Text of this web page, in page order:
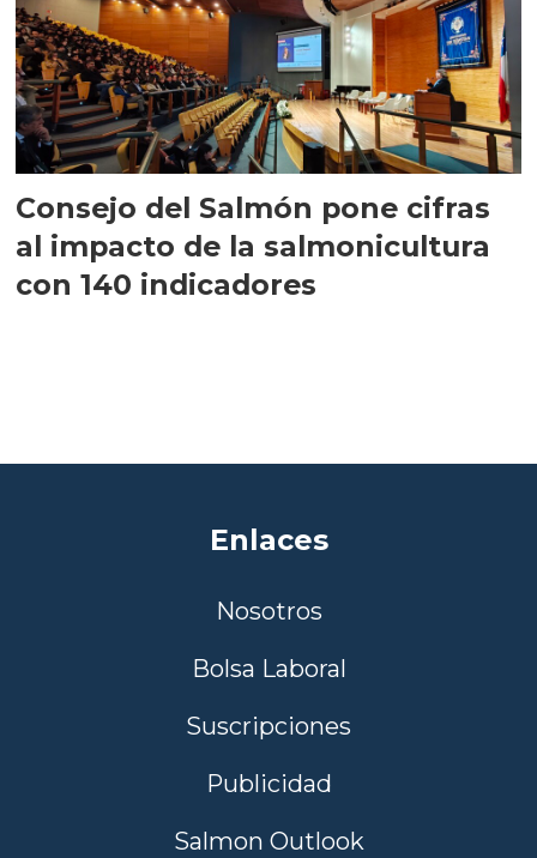
Consejo del Salmón pone cifras
al impacto de la salmonicultura
con 140 indicadores
Enlaces
Nosotros
Bolsa Laboral
Suscripciones
Publicidad
Salmon Outlook